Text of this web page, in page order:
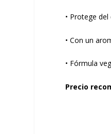
• Protege
• Con un
• Fórmula
Precio